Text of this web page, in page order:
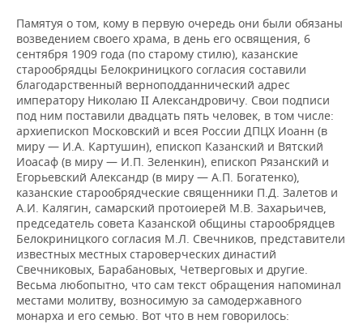
Памятуя о том, кому в первую очередь они были обязаны
возведением своего храма, в день его освящения, 6
сентября 1909 года (по старому стилю), казанские
старообрядцы Белокриницкого согласия составили
благодарственный верноподданнический адрес
императору Николаю II Александровичу. Свои подписи
под ним поставили двадцать пять человек, в том числе:
архиепископ Московский и всея России ДПЦХ Иоанн (в
миру — И.А. Картушин), епископ Казанский и Вятский
Иоасаф (в миру — И.П. Зеленкин), епископ Рязанский и
Егорьевский Александр (в миру — А.П. Богатенко),
казанские старообрядческие священники П.Д. Залетов и
А.И. Калягин, самарский протоиерей М.В. Захарьичев,
председатель совета Казанской общины старообрядцев
Белокриницкого согласия М.Л. Свечников, представители
известных местных староверческих династий
Свечниковых, Барабановых, Четверговых и другие.
Весьма любопытно, что сам текст обращения напоминал
местами молитву, возносимую за самодержавного
монарха и его семью. Вот что в нем говорилось: